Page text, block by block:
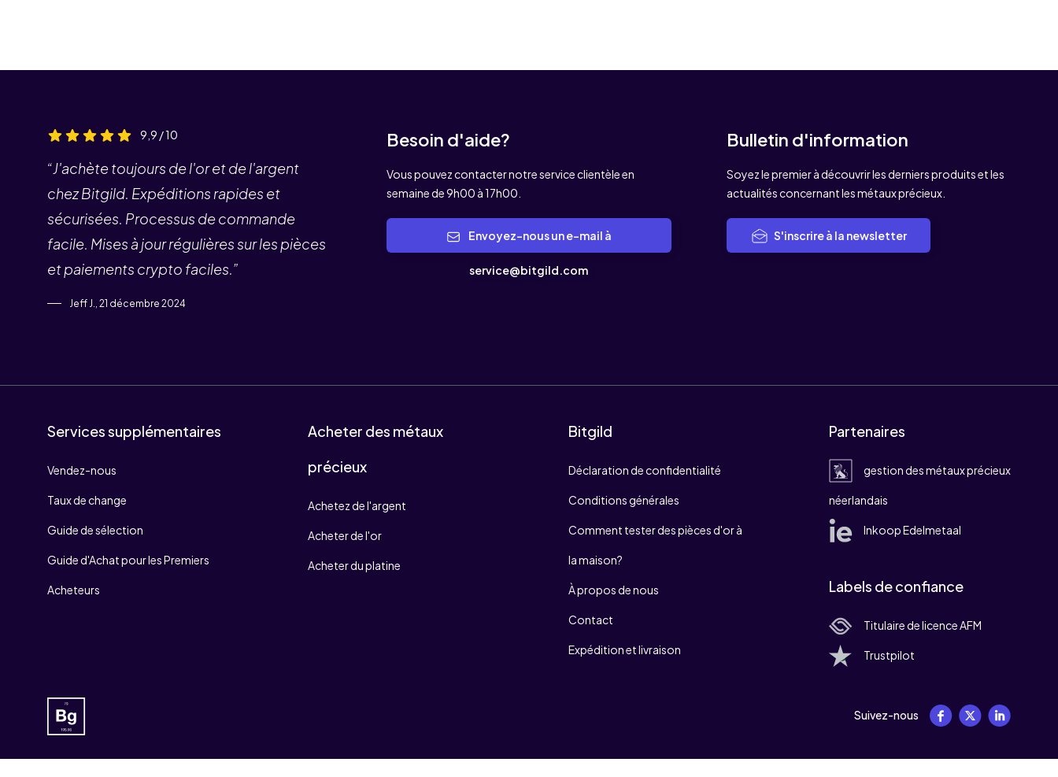
9,9 / 10
“J'achète toujours de l'or et de l'argent
chez Bitgild. Expéditions rapides et
sécurisées. Processus de commande
facile. Mises à jour régulières sur les pièces
et paiements crypto faciles.”
Jeff J., 21 décembre 2024
Besoin d'aide?
Vous pouvez contacter notre service clientèle en
semaine de 9h00 à 17h00.
service@bitgild.com
Bulletin d'information
Soyez le premier à découvrir les derniers produits et les
actualités concernant les métaux précieux.
S'inscrire à la newsletter
Services supplémentaires
Vendez-nous
Taux de change
Guide de sélection
Guide d'Achat pour les Premiers
Acheteurs
Acheter des métaux
précieux
Achetez de l'argent
Acheter de l'or
Acheter du platine
Bitgild
Déclaration de confidentialité
Conditions générales
Comment tester des pièces d'or à
la maison?
À propos de nous
Contact
Expédition et livraison
Partenaires
gestion des métaux précieux
néerlandais
Inkoop Edelmetaal
Labels de confiance
Titulaire de licence AFM
Trustpilot
Suivez-nous